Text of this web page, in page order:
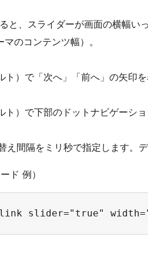
と、スライダーが画面の横幅い
マのコンテンツ幅）。
ト）で「次へ」「前へ」の矢印を
ト）で下部のドットナビゲーショ
え間隔をミリ秒で指定します。
ド 例）